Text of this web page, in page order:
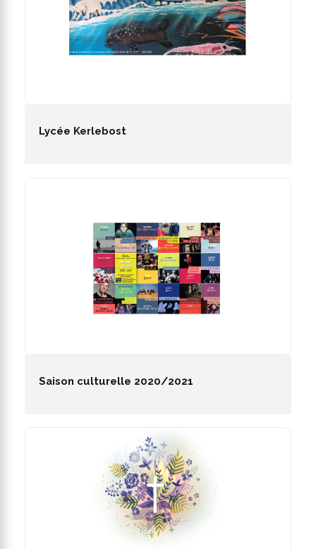
Lycée Kerlebost
Saison culturelle 2020/2021